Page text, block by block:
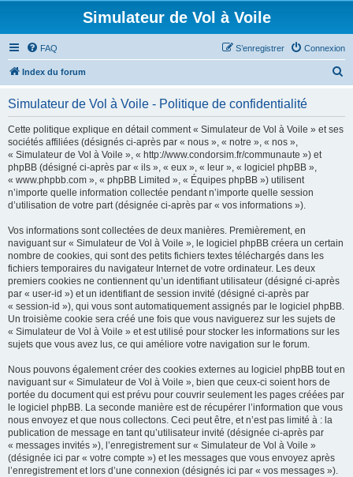
Simulateur de Vol à Voile
FAQ Connexion
S’enregistrer
Index du forum
Simulateur de Vol à Voile - Politique de confidentialité
Cette politique explique en détail comment « Simulateur de Vol à Voile » et ses
sociétés affiliées (désignés ci-après par « nous », « notre », « nos »,
« Simulateur de Vol à Voile », « http://www.condorsim.fr/communaute ») et
phpBB (désigné ci-après par « ils », « eux », « leur », « logiciel phpBB »,
« www.phpbb.com », « phpBB Limited », « Équipes phpBB ») utilisent
n’importe quelle information collectée pendant n’importe quelle session
d’utilisation de votre part (désignée ci-après par « vos informations »).
Vos informations sont collectées de deux manières. Premièrement, en
naviguant sur « Simulateur de Vol à Voile », le logiciel phpBB créera un certain
nombre de cookies, qui sont des petits fichiers textes téléchargés dans les
fichiers temporaires du navigateur Internet de votre ordinateur. Les deux
premiers cookies ne contiennent qu’un identifiant utilisateur (désigné ci-après
par « user-id ») et un identifiant de session invité (désigné ci-après par
« session-id »), qui vous sont automatiquement assignés par le logiciel phpBB.
Un troisième cookie sera créé une fois que vous naviguerez sur les sujets de
« Simulateur de Vol à Voile » et est utilisé pour stocker les informations sur les
sujets que vous avez lus, ce qui améliore votre navigation sur le forum.
Nous pouvons également créer des cookies externes au logiciel phpBB tout en
naviguant sur « Simulateur de Vol à Voile », bien que ceux-ci soient hors de
portée du document qui est prévu pour couvrir seulement les pages créées par
le logiciel phpBB. La seconde manière est de récupérer l’information que vous
nous envoyez et que nous collectons. Ceci peut être, et n’est pas limité à : la
publication de message en tant qu’utilisateur invité (désignée ci-après par
« messages invités »), l’enregistrement sur « Simulateur de Vol à Voile »
(désignée ici par « votre compte ») et les messages que vous envoyez après
l’enregistrement et lors d’une connexion (désignés ici par « vos messages »).